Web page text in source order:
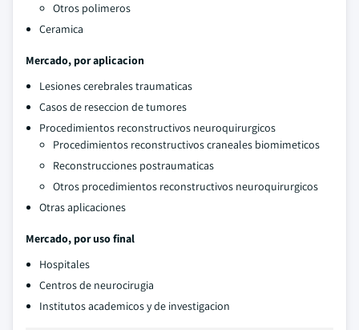
Otros polimeros
Ceramica
Mercado, por aplicacion
Lesiones cerebrales traumaticas
Casos de reseccion de tumores
Procedimientos reconstructivos neuroquirurgicos
Procedimientos reconstructivos craneales biomimeticos
Reconstrucciones postraumaticas
Otros procedimientos reconstructivos neuroquirurgicos
Otras aplicaciones
Mercado, por uso final
Hospitales
Centros de neurocirugia
Institutos academicos y de investigacion